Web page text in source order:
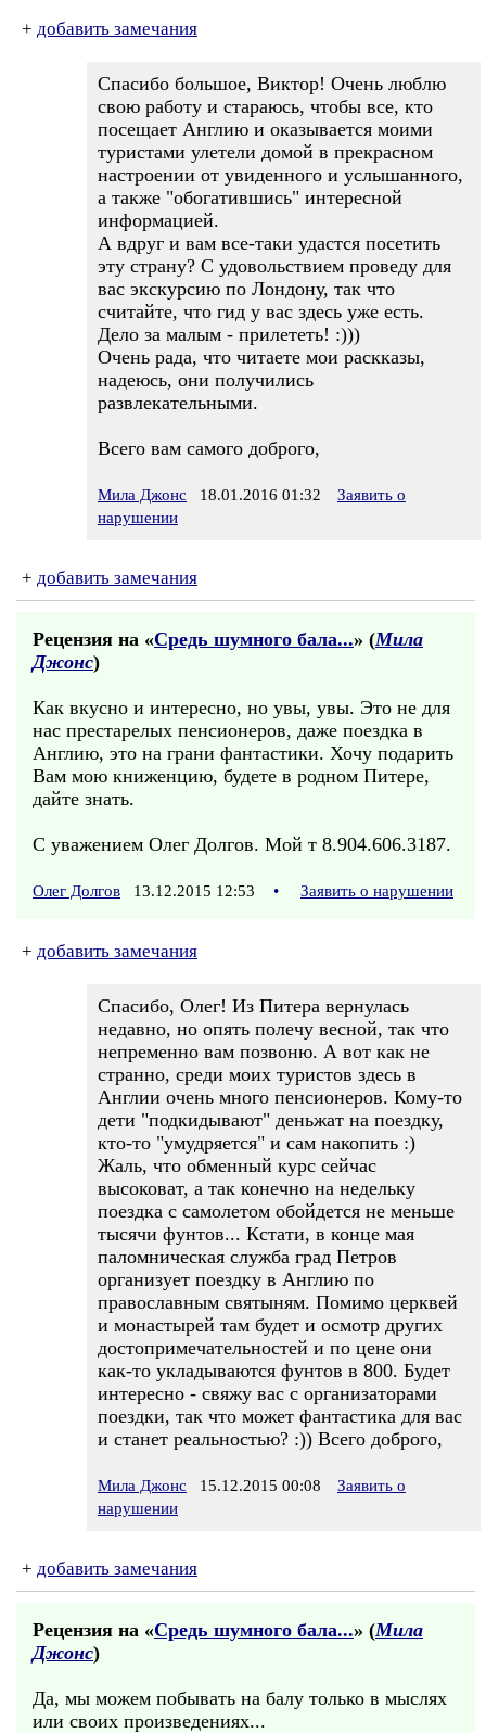
+ добавить замечания
Спасибо большое, Виктор! Очень люблю
свою работу и стараюсь, чтобы все, кто
посещает Англию и оказывается моими
туристами улетели домой в прекрасном
настроении от увиденного и услышанного,
а также "обогатившись" интересной
информацией.
А вдруг и вам все-таки удастся посетить
эту страну? С удовольствием проведу для
вас экскурсию по Лондону, так что
считайте, что гид у вас здесь уже есть.
Дело за малым - прилететь! :)))
Очень рада, что читаете мои раскказы,
надеюсь, они получились
развлекательными.
Всего вам самого доброго,
Мила Джонс 18.01.2016 01:32
Заявить о
нарушении
+ добавить замечания
Рецензия на «Средь шумного бала...» (Мила
Джонс)
Как вкусно и интересно, но увы, увы. Это не для
нас престарелых пенсионеров, даже поездка в
Англию, это на грани фантастики. Хочу подарить
Вам мою книженцию, будете в родном Питере,
дайте знать.
С уважением Олег Долгов. Мой т 8.904.606.3187.
Олег Долгов 13.12.2015 12:53 • Заявить о нарушении
+ добавить замечания
Спасибо, Олег! Из Питера вернулась
недавно, но опять полечу весной, так что
непременно вам позвоню. А вот как не
странно, среди моих туристов здесь в
Англии очень много пенсионеров. Кому-то
дети "подкидывают" деньжат на поездку,
кто-то "умудряется" и сам накопить :)
Жаль, что обменный курс сейчас
высоковат, а так конечно на недельку
поездка с самолетом обойдется не меньше
тысячи фунтов... Кстати, в конце мая
паломническая служба град Петров
организует поездку в Англию по
православным святыням. Помимо церквей
и монастырей там будет и осмотр других
достопримечательностей и по цене они
как-то укладываются фунтов в 800. Будет
интересно - свяжу вас с организаторами
поездки, так что может фантастика для вас
и станет реальностью? :)) Всего доброго,
Мила Джонс 15.12.2015 00:08
Заявить о
нарушении
+ добавить замечания
Рецензия на «Средь шумного бала...» (Мила
Джонс)
Да, мы можем побывать на балу только в мыслях
или своих произведениях...